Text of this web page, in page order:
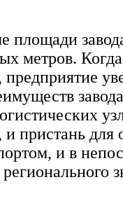
площади
метров.
предприятие
завода
пристань для
и в